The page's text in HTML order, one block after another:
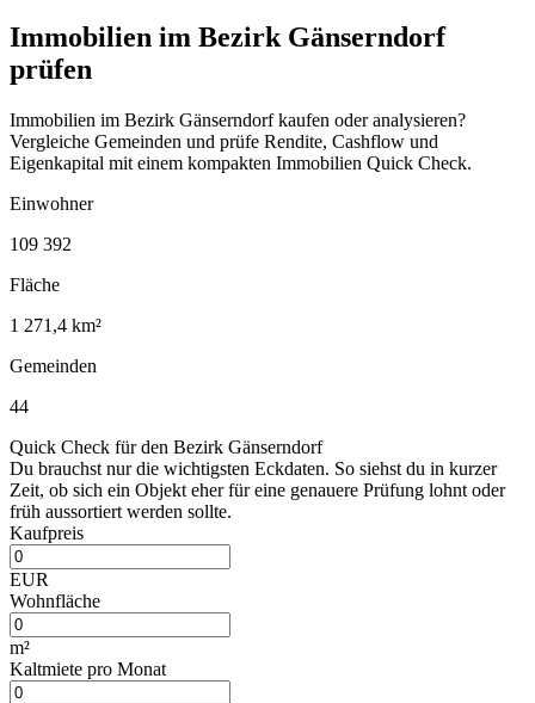
Immobilien im Bezirk Gänserndorf
prüfen
Immobilien im Bezirk Gänserndorf kaufen oder analysieren?
Vergleiche Gemeinden und prüfe Rendite, Cashflow und
Eigenkapital mit einem kompakten Immobilien Quick Check.
Einwohner
109 392
Fläche
1 271,4 km²
Gemeinden
44
Quick Check für den Bezirk Gänserndorf
Du brauchst nur die wichtigsten Eckdaten. So siehst du in kurzer
Zeit, ob sich ein Objekt eher für eine genauere Prüfung lohnt oder
früh aussortiert werden sollte.
Kaufpreis
EUR
Wohnfläche
m²
Kaltmiete pro Monat